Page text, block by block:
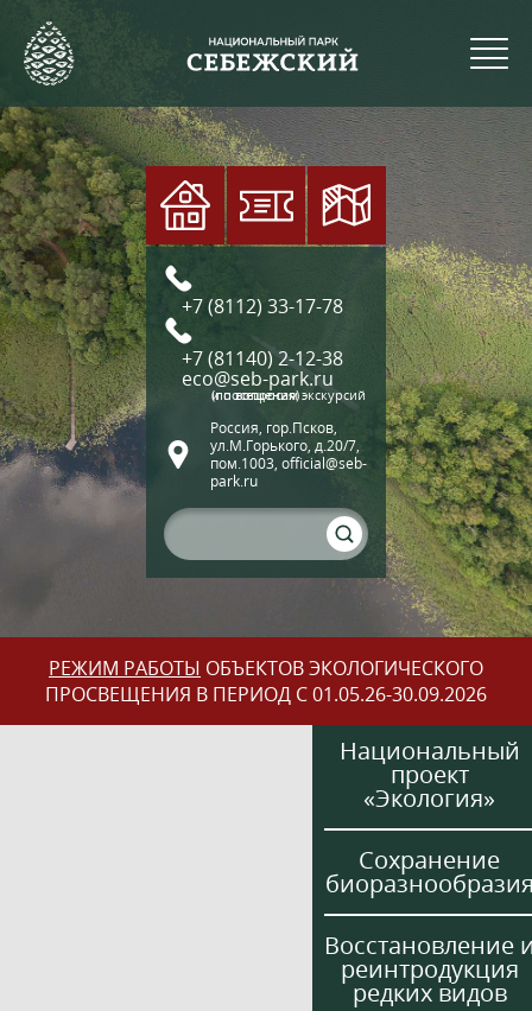
+7 (8112) 33-17-78
+7 (81140) 2-12-38
eco@seb-park.ru
(по вопросам экскурсий и посещения)
Россия, гор.Псков,
ул.М.Горького, д.20/7,
пом.1003, official@seb-
park.ru
РЕЖИМ РАБОТЫ ОБЪЕКТОВ ЭКОЛОГИЧЕСКОГО
ПРОСВЕЩЕНИЯ В ПЕРИОД С 01.05.26-30.09.2026
Национальный
проект
«Экология»
Сохранение
Восстановление
реинтродукция
редких видов